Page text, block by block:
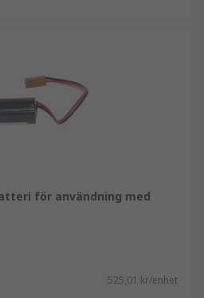
för användning med
525,01 kr/enhet